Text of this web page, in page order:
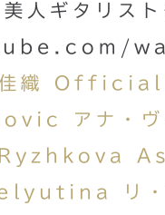
人ギタリス
佳織 Official
アナ・ヴィ
リ